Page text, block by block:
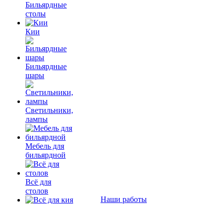
Бильярдные
столы
Кии
Бильярдные
шары
Светильники,
лампы
Мебель для
бильярдной
Всё для
столов
Наши работы